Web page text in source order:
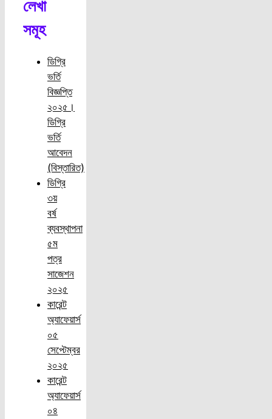
লেখা
সমূহ
ডিগ্রি
ভর্তি
বিজ্ঞপ্তি
২০২৫।
ডিগ্রি
ভর্তি
আবেদন
(বিস্তারিত)
ডিগ্রি
৩য়
বর্ষ
ব্যবস্থাপনা
৫ম
পত্র
সাজেশন
২০২৫
কারেন্ট
অ্যাফেয়ার্স
০৫
সেপ্টেম্বর
২০২৫
কারেন্ট
অ্যাফেয়ার্স
০৪